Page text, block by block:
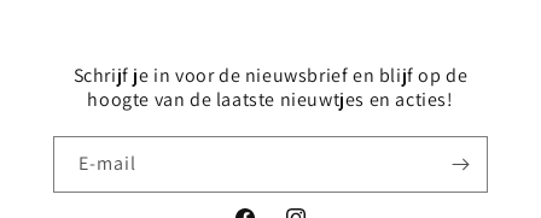
Schrijf je in voor de nieuwsbrief en blijf op de
hoogte van de laatste nieuwtjes en acties!
E‑mail